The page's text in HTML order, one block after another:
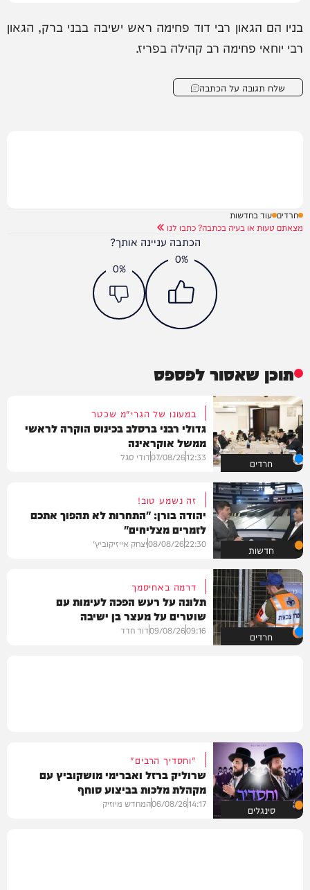
בניו הם הגאון רבי דוד פחימה ראש ישיבה בבני ברק, הגאון
רבי יוחאי פחימה רב קהילה בפריז.
שלח תגובה על הכתבה
חרדים עוד בחדשות
מצאתם טעות או בעיה בכתבה? כתבו לנו
הכתבה עניינה אותך?
0%
0%
תוכן שאסור לפספס
חרדים
במעונו של הגרי"מ שכטר
גדולי רבני ברסלב בכינוס הוקרה לראשי
ממשל אוקראינה
12:33
07/08/26דודי סגל
חדשות
זה נשמע טוב!
יהודה בורן: "התחרות לא תהפוך אתכם
לזמרים מצליחים"
22:30
08/08/26יצחק אייזיקוביץ'
חרדים
דרמה באחיסמך
תלונה על רעש הפכה לעימות עם
שוטרים על מעצר בן ישיבה
09:16
09/08/26דוד חדד
סינגלים
"וחסדיך הרבים"
שרוליק ברזל ואברימי מושקוביץ עם
מקהלת מלכות בביצוע סוחף
14:17
06/08/26המחדש מיוזיק